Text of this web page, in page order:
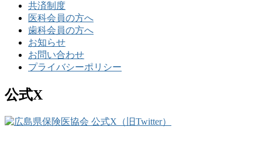
共済制度
医科会員の方へ
歯科会員の方へ
お知らせ
お問い合わせ
プライバシーポリシー
公式X